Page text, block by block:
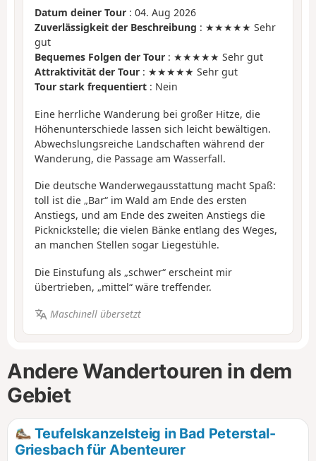
Datum deiner Tour : 04. Aug 2026
Zuverlässigkeit der Beschreibung : ★★★★★ Sehr
gut
Bequemes Folgen der Tour : ★★★★★ Sehr gut
Attraktivität der Tour : ★★★★★ Sehr gut
Tour stark frequentiert : Nein
Eine herrliche Wanderung bei großer Hitze, die
Höhenunterschiede lassen sich leicht bewältigen.
Abwechslungsreiche Landschaften während der
Wanderung, die Passage am Wasserfall.
Die deutsche Wanderwegausstattung macht Spaß:
toll ist die „Bar“ im Wald am Ende des ersten
Anstiegs, und am Ende des zweiten Anstiegs die
Picknickstelle; die vielen Bänke entlang des Weges,
an manchen Stellen sogar Liegestühle.
Die Einstufung als „schwer“ erscheint mir
übertrieben, „mittel“ wäre treffender.
Maschinell übersetzt
Andere Wandertouren in dem
Gebiet
Teufelskanzelsteig in Bad Peterstal-
Griesbach für Abenteurer